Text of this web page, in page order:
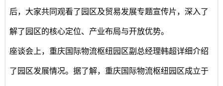
后，大家共同观看了园区及贸易发展专题宣传片，深入了
解了园区的核心定位、产业布局与开放优势。
座谈会上，重庆国际物流枢纽园区副总经理韩超详细介绍
了园区发展情况。据了解，重庆国际物流枢纽园区成立于